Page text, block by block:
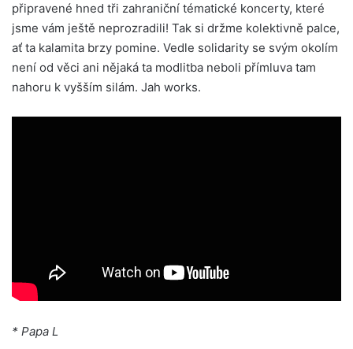
připravené hned tři zahraniční tématické koncerty, které
jsme vám ještě neprozradili! Tak si držme kolektivně palce,
ať ta kalamita brzy pomine. Vedle solidarity se svým okolím
není od věci ani nějaká ta modlitba neboli přímluva tam
nahoru k vyšším silám. Jah works.
* Papa L